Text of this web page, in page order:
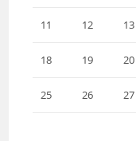
11 12 13
18 19 20
25 26 27